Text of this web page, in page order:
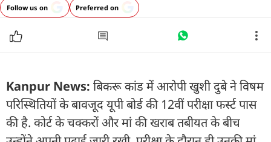
Follow us on Preferred on
Kanpur News: बिकरू कांड में आरोपी खुशी दुबे ने विषम
परिस्थितियों के बावजूद यूपी बोर्ड की 12वीं परीक्षा फर्स्ट पास
की है. कोर्ट के चक्करों और मां की खराब तबीयत के बीच